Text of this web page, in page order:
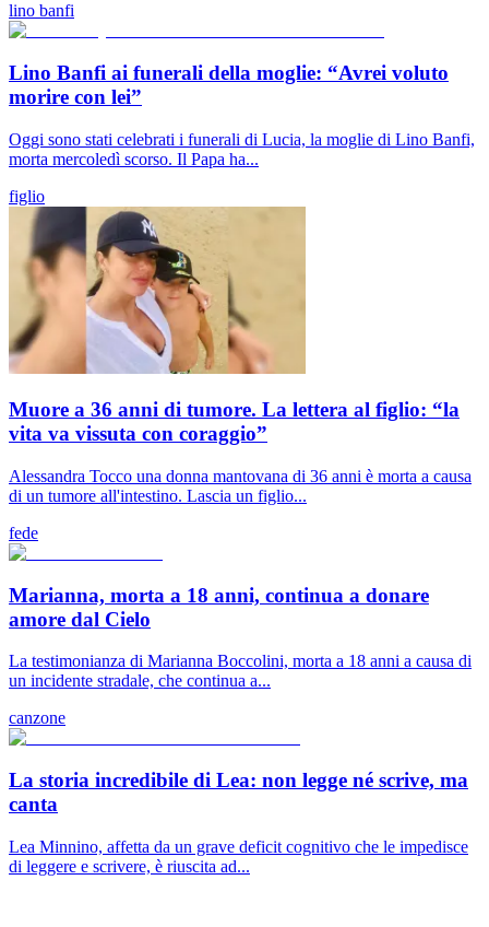
lino banfi
Lino Banfi ai funerali della moglie: “Avrei voluto
morire con lei”
Oggi sono stati celebrati i funerali di Lucia, la moglie di Lino Banfi,
morta mercoledì scorso. Il Papa ha...
figlio
Muore a 36 anni di tumore. La lettera al figlio: “la
vita va vissuta con coraggio”
Alessandra Tocco una donna mantovana di 36 anni è morta a causa
di un tumore all'intestino. Lascia un figlio...
fede
Marianna, morta a 18 anni, continua a donare
amore dal Cielo
La testimonianza di Marianna Boccolini, morta a 18 anni a causa di
un incidente stradale, che continua a...
canzone
La storia incredibile di Lea: non legge né scrive, ma
canta
Lea Minnino, affetta da un grave deficit cognitivo che le impedisce
di leggere e scrivere, è riuscita ad...